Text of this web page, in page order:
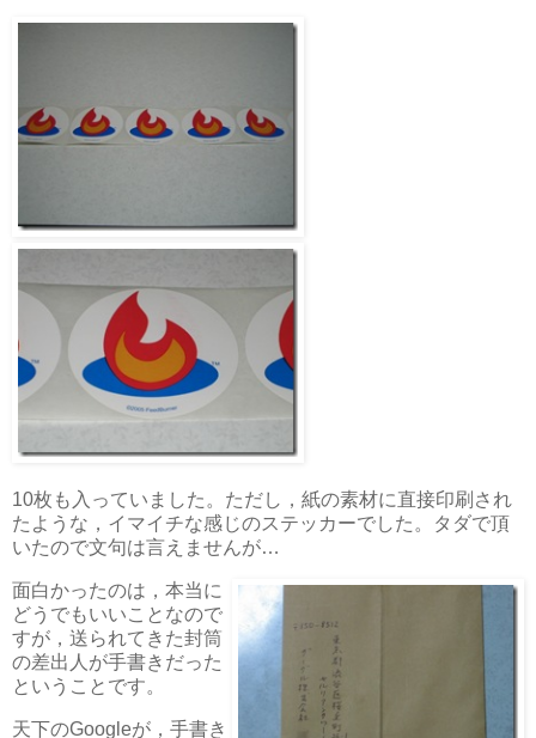
10枚も入っていました。ただし，紙の素材に直接印刷され
たような，イマイチな感じのステッカーでした。タダで頂
いたので文句は言えませんが…
面白かったのは，本当に
どうでもいいことなので
すが，送られてきた封筒
の差出人が手書きだった
ということです。
天下のGoogleが，手書き